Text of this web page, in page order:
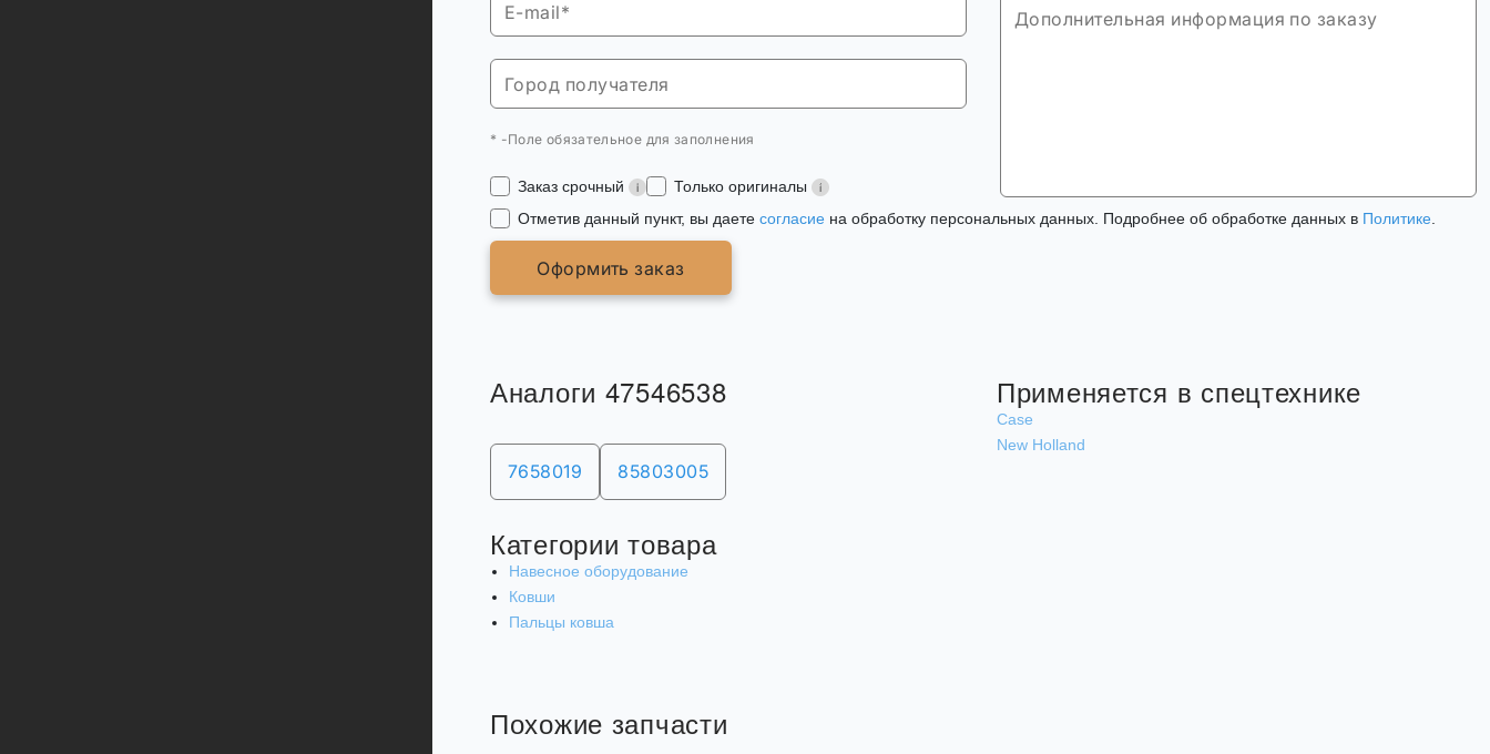
* -Поле обязательное для заполнения
Заказ срочный
Только оригиналы
Отметив данный пункт, вы даете согласие на обработку персональных данных. Подробнее об обработке данных в Политике
Оформить заказ
Аналоги 47546538
7658019 85803005
Применяется в спецтехнике
Case
New Holland
Категории товара
Навесное оборудование
Ковши
Пальцы ковша
Похожие запчасти